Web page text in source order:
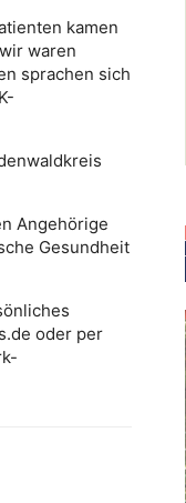
kamen
waren
sprachen sich
Angehörige
Gesundheit
oder per